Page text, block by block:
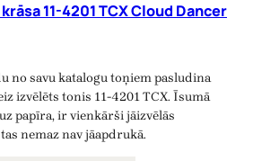
11-4201 TCX Cloud Dancer
no savu katalogu toņiem pasludina
izvēlēts tonis 11-4201 TCX. Īsumā
papīra, ir vienkārši jāizvēlās
nemaz nav jāapdrukā.